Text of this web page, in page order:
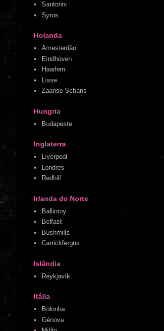
Santorini
Syros
Holanda
Amesterdão
Eindhoven
Haarlem
Lisse
Zaanse Schans
Hungria
Budapeste
Inglaterra
Liverpool
Londres
Redhill
Irlanda do Norte
Ballintoy
Belfast
Bushmills
Carrickfergus
Islândia
Reykjavík
Itália
Bolonha
Génova